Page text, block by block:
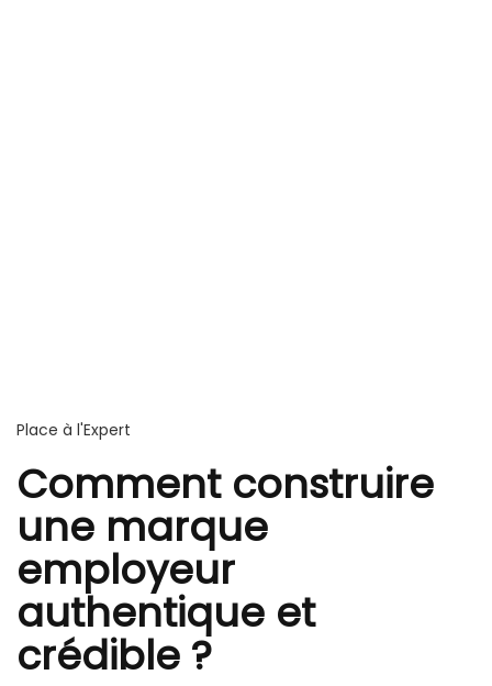
Place à l'Expert
Comment construire
une marque
employeur
authentique et
crédible ?